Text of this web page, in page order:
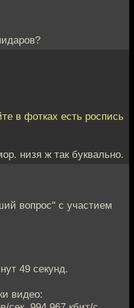
в фотках есть роспись
низя ж так буквально.
вопрос" с участием
49 секунд.
видео: